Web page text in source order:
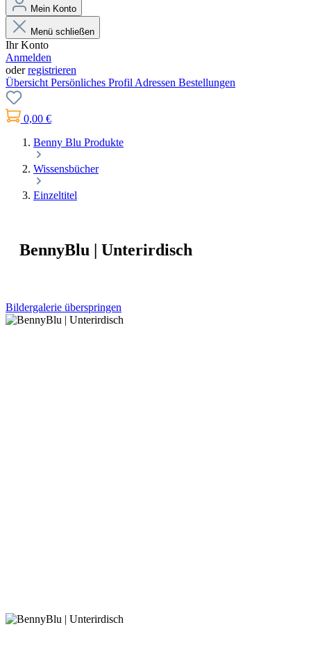
Mein Konto
Menü schließen
Ihr Konto
Anmelden
oderregistrieren
Übersicht Persönliches Profil Adressen Bestellungen
0,00 €
Benny Blu Produkte
Wissensbücher
Einzeltitel
BennyBlu | Unterirdisch
Bildergalerie überspringen